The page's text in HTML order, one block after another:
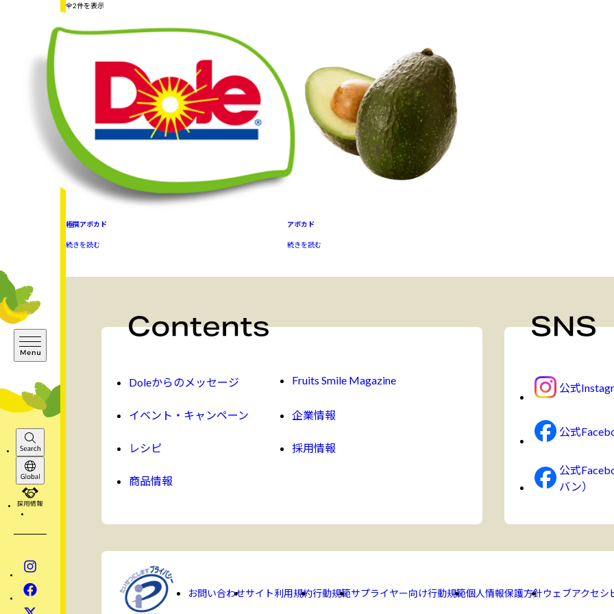
Search
Global
全2件を表示
極撰アボカド
続きを読む
アボカド
続きを読む
Doleからのメッセージ
イベント・キャンペーン
レシピ
商品情報
Fruits Smile Magazine
企業情報
採用情報
公式
公式
公式
バン）
お問い合わせサイト利用規約行動規範サプライヤー向け行動規範個人情報保護方針ウェブアクセシ